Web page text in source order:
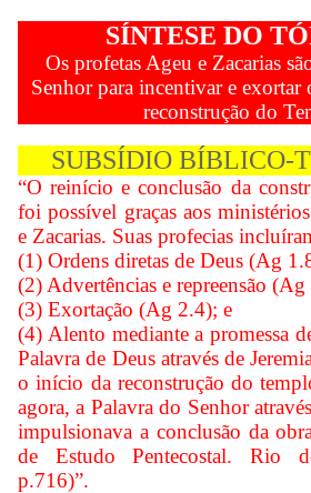
SÍNTESE DO
Os profetas Ageu e Zacarias
Senhor para incentivar e exortar
reconstrução do
SUBSÍDIO BÍBLICO-
“O reinício e conclusão da
foi possível graças aos
e Zacarias. Suas profecias
(1) Ordens diretas de Deus (Ag
(2) Advertências e repreensão
(3) Exortação (Ag 2.4); e
(4) Alento mediante a promessa
Palavra de Deus através de
o início da reconstrução do
agora, a Palavra do Senhor
impulsionava a conclusão da
de Estudo Pentecostal. Rio
p.716)”.